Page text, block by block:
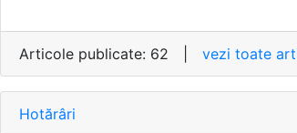
Articole publicate: 62 vezi toate
Hotărâri